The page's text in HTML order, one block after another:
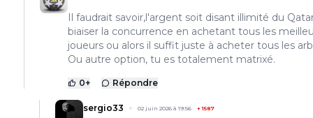
Il faudrait savoir,l'argent soit disant illimité du
biaiser la concurrence en achetant tous les
joueurs ou alors il suffit juste à acheter tous les
Ou autre option, tu es totalement matrixé.
0+ Répondre
sergio33 02 juin 2026 à 19:56 +1587